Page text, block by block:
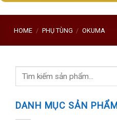
HOME / PHỤ TÙNG / OKUMA
Search
DANH MỤC SẢN PHẨM